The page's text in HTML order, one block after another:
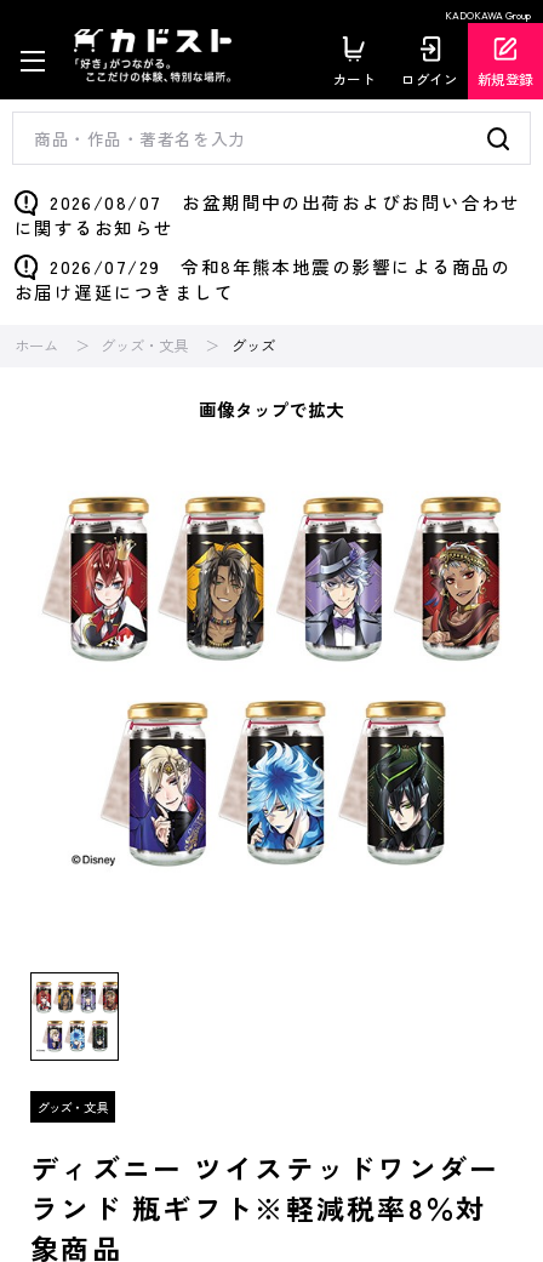
KADOKAWA Group
カート ログイン 新規登録
2026/08/07 お盆期間中の出荷およびお問い合わせ
に関するお知らせ
2026/07/29 令和8年熊本地震の影響による商品の
お届け遅延につきまして
ホーム グッズ・文具 グッズ
画像タップで拡大
ディズニー ツイステッドワンダー
ランド 瓶ギフト※軽減税率8％対
象商品